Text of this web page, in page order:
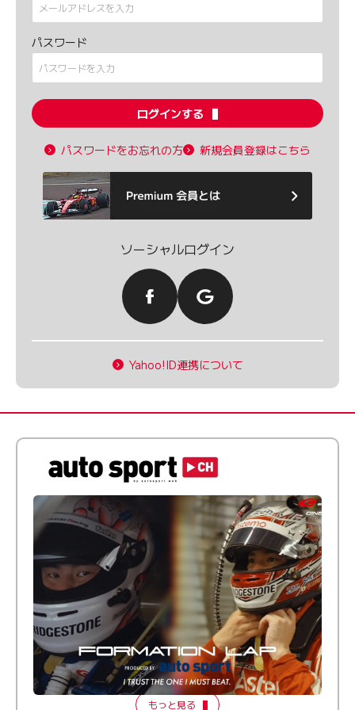
パスワード
ログインする
パスワードをお忘れの方 新規会員登録はこちら
ソーシャルログイン
Yahoo!ID連携について
倒す相手を、信じてる。小林利徠斗 × 野村勇斗
【FORMATION LAP Produced by auto sport】
2026 Episode 2
もっと見る